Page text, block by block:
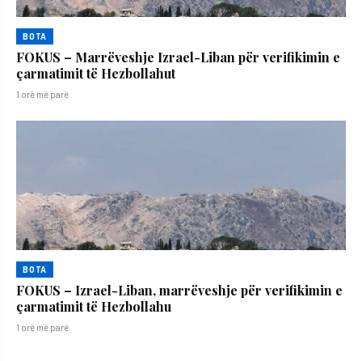
BOTA
FOKUS – Marrëveshje Izrael-Liban për verifikimin e
çarmatimit të Hezbollahut
1 orë më parë
BOTA
FOKUS – Izrael-Liban, marrëveshje për verifikimin e
çarmatimit të Hezbollahu
1 orë më parë